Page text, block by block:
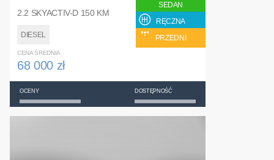
2.2 SKYACTIV-D 150 KM
DIESEL
SEDAN
RĘCZNA
PRZEDNI
CENA ŚREDNIA
68 000 zł
OCENY DOSTĘPNOŚĆ